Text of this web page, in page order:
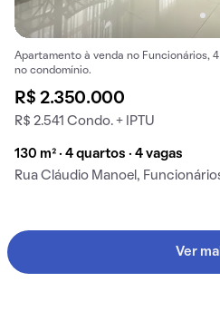
Apartamento à venda no Funcionários,
no condomínio.
R$ 2.350.000
R$ 2.541 Condo. + IPTU
130 m² · 4 quartos · 4 vagas
Rua Cláudio Manoel,
Ver